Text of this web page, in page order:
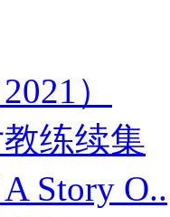
）
练续集
Story O..